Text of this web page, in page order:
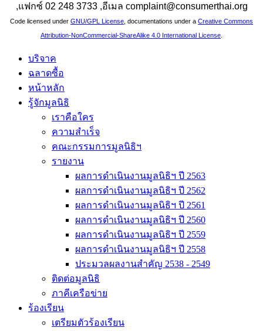
,แฟกซ์ 02 248 3733 ,อีเมล complaint@consumerthai.org
Code licensed under GNU/GPL License , documentations under a Creative Commons
Attribution-NonCommercial-ShareAlike 4.0 International License
บริจาค
ฉลาดซื้อ
หน้าหลัก
รู้จักมูลนิธิ
เราคือใคร
ความสำเร็จ
คณะกรรมการมูลนิธิฯ
รายงาน
ผลการดำเนินงานมูลนิธิฯ ปี 2563
ผลการดำเนินงานมูลนิธิฯ ปี 2562
ผลการดำเนินงานมูลนิธิฯ ปี 2561
ผลการดำเนินงานมูลนิธิฯ ปี 2560
ผลการดำเนินงานมูลนิธิฯ ปี 2559
ผลการดำเนินงานมูลนิธิฯ ปี 2558
ประมวลผลงานสำคัญ 2538 - 2549
ติดต่อมูลนิธิ
ภาคีเครือข่าย
ร้องเรียน
เตรียมตัวร้องเรียน